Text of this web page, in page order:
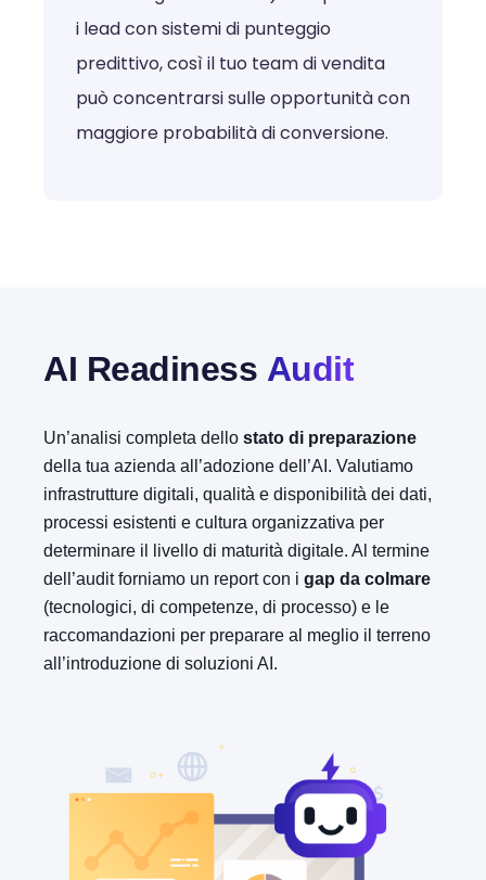
i lead con sistemi di punteggio
predittivo, così il tuo team di vendita
può concentrarsi sulle opportunità con
maggiore probabilità di conversione.
AI Readiness Audit
Un’analisi completa dello stato di preparazione
della tua azienda all’adozione dell’AI. Valutiamo
infrastrutture digitali, qualità e disponibilità dei dati,
processi esistenti e cultura organizzativa per
determinare il livello di maturità digitale. Al termine
dell’audit forniamo un report con i gap da colmare
(tecnologici, di competenze, di processo) e le
raccomandazioni per preparare al meglio il terreno
all’introduzione di soluzioni AI.